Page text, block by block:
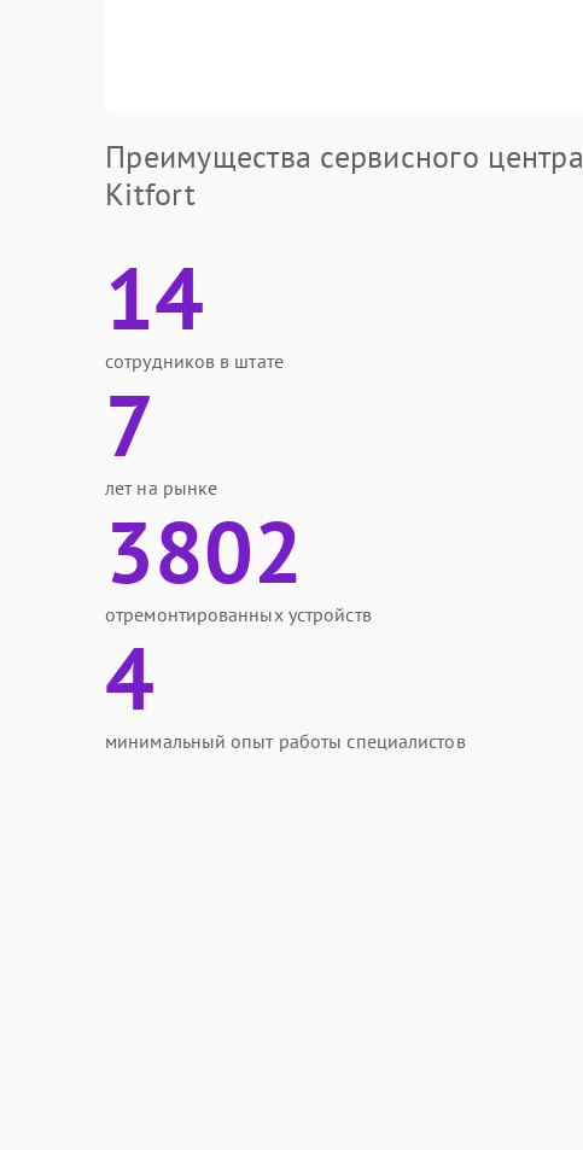
Преимущества сервисного центра
Kitfort
14
сотрудников в штате
7
лет на рынке
3802
отремонтированных устройств
4
минимальный опыт работы специалистов